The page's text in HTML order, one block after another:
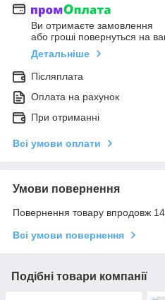
Ви отримаєте замовлення
або гроші повернуться на
Детальніше
Післяплата
Оплата на рахунок
При отриманні
Всі умови оплати
Умови повернення
Повернення товару впродовж
Всі умови повернення
Подібні товари компанії